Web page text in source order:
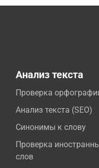
Анализ текста
Проверка
Анализ текста (SEO)
Синонимы к слову
Проверка
слов